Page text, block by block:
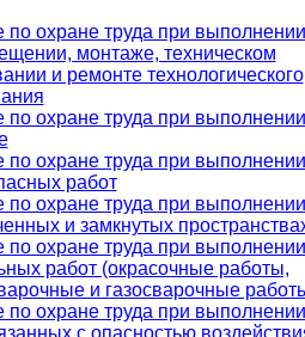
по охране труда при
монтаже, техническом
и ремонте технологического
по охране труда при
по охране труда при выполнении
работ
по охране труда при
и замкнутых
по охране труда при выполнении
работ (окрасочные работы,
и газосварочные
по охране труда при выполнении
с опасностью